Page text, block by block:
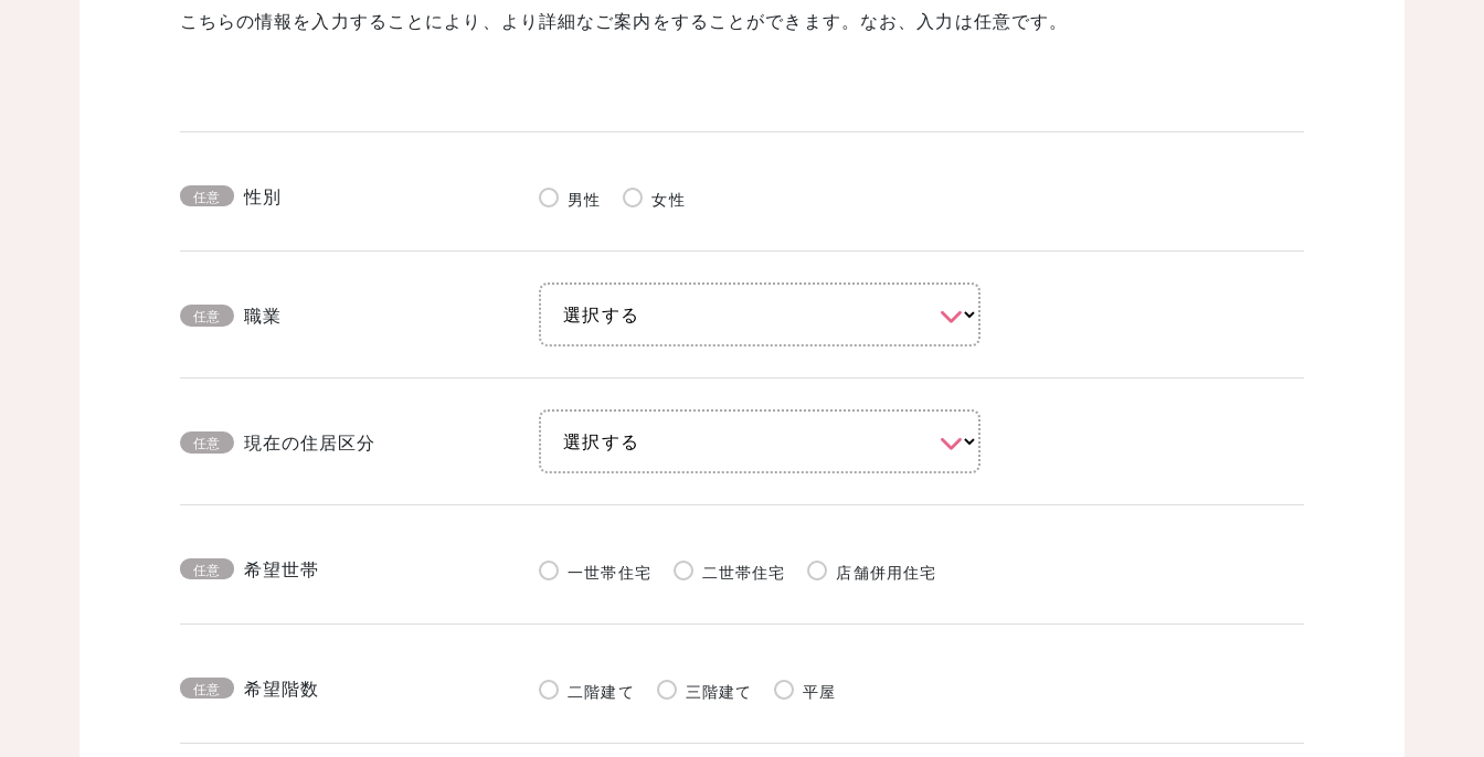
こちらの情報を入力することにより、より詳細なご案内をすることができます。なお、入力は任意です。
任意 性別 男性 女性
任意 職業
任意 現在の住居区分
任意 希望世帯 一世帯住宅 二世帯住宅 店舗併用住宅
任意 希望階数 二階建て 三階建て 平屋